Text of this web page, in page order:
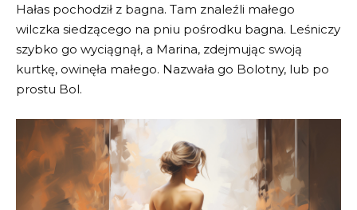
Hałas pochodził z bagna. Tam znaleźli małego
wilczka siedzącego na pniu pośrodku bagna. Leśniczy
szybko go wyciągnął, a Marina, zdejmując swoją
kurtkę, owinęła małego. Nazwała go Bolotny, lub po
prostu Bol.